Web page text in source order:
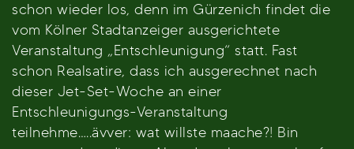
schon wieder los, denn im Gürzenich findet die
vom Kölner Stadtanzeiger ausgerichtete
Veranstaltung „Entschleunigung“ statt. Fast
schon Realsatire, dass ich ausgerechnet nach
dieser Jet-Set-Woche an einer
Entschleunigungs-Veranstaltung
teilnehme…..ävver: wat willste maache?! Bin